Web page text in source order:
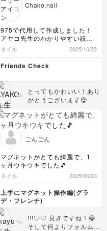
Chako.nail
975で代用して作成しました！
アヤコ先生のわかりやすい説明
で、私でも上手くできた気がし
ます。
かっこ可愛いツイードデザイン
で大好きです😍
ネイル 2025/10/22
Friends Check
とってもかわいい！あり
がとうございます😍
ごんごん
マグネットがとても綺麗で、1
ヶ月ウキウキでした🎵
ネイル 2025/06/03
上手にマグネット操作編(グラ
デ・フレンチ)
!!!♡♡ 良きですね！😆
そして何よりフォルム・